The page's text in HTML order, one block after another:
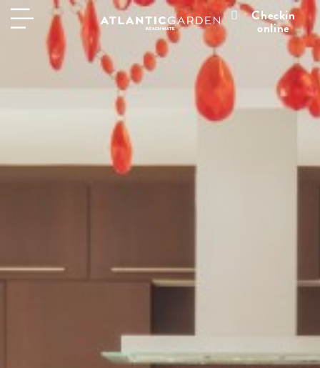
Checkin
online